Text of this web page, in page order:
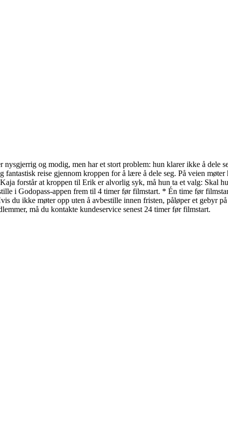
og modig, men har et stort problem: hun klarer ikke å dele
reise gjennom kroppen for å lære å dele seg. På veien
forstår at kroppen til Erik er alvorlig syk, må hun ta et valg: Skal
i Godopass-appen frem til 4 timer før filmstart. * Én time før
ikke møter opp uten å avbestille innen fristen, påløper et gebyr
må du kontakte kundeservice senest 24 timer før filmstart.